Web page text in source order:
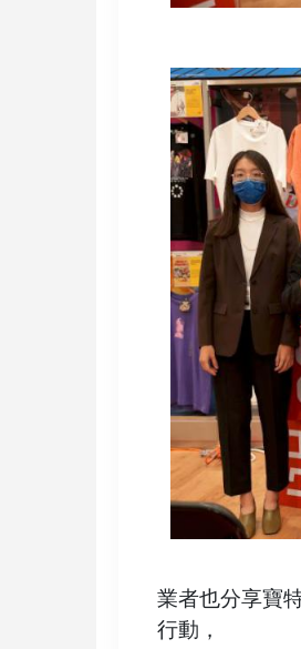
業者也分享寶
行動，